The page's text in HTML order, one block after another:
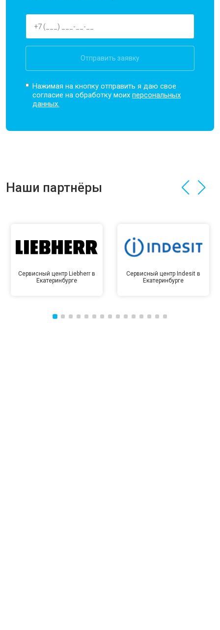
Отправить заявку
Нажимая на кнопку отправить я даю свое
согласие на обработку моихперсональных
данных.
Наши партнёры
Сервисный центр Liebherr в
Екатеринбурге
Сервисный центр Indesit в
Екатеринбурге